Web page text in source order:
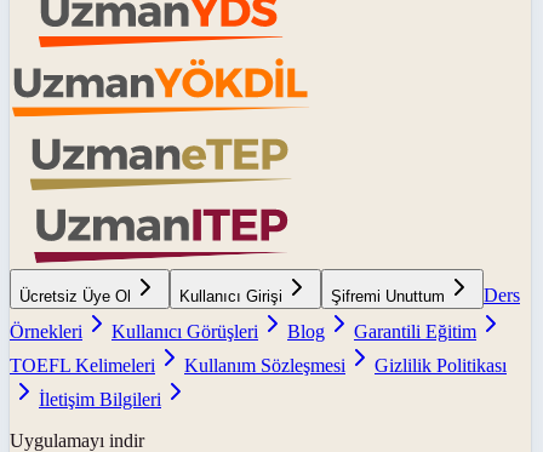
Ücretsiz Üye Ol Kullanıcı Girişi Şifremi Unuttum
Ders
Örnekleri
Kullanıcı Görüşleri Blog
Garantili Eğitim
TOEFL Kelimeleri
Kullanım Sözleşmesi
Gizlilik Politikası
İletişim Bilgileri
Uygulamayı indir